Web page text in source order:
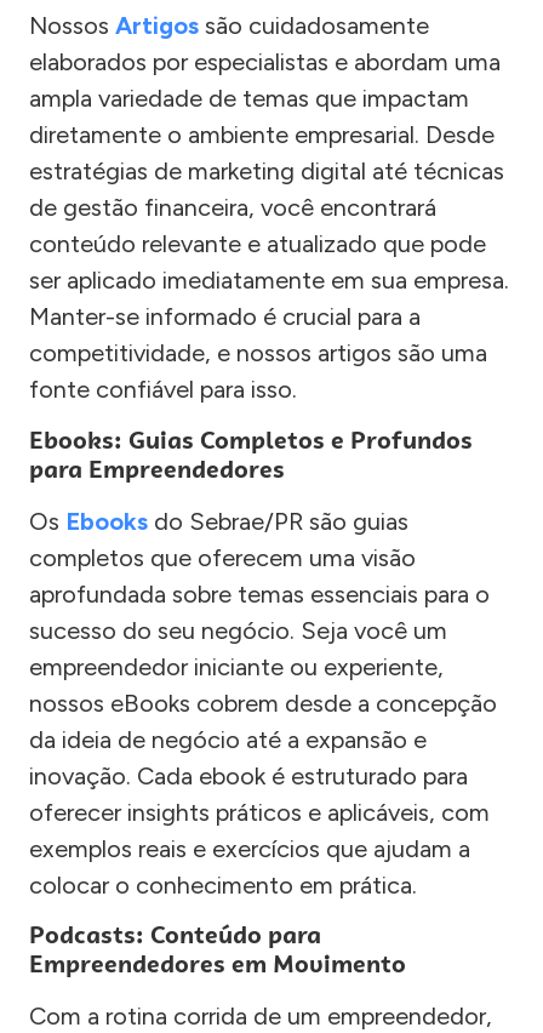
Nossos Artigos são cuidadosamente
elaborados por especialistas e abordam uma
ampla variedade de temas que impactam
diretamente o ambiente empresarial. Desde
estratégias de marketing digital até técnicas
de gestão financeira, você encontrará
conteúdo relevante e atualizado que pode
ser aplicado imediatamente em sua empresa.
Manter-se informado é crucial para a
competitividade, e nossos artigos são uma
fonte confiável para isso.
Ebooks: Guias Completos e Profundos
para Empreendedores
Os Ebooks do Sebrae/PR são guias
completos que oferecem uma visão
aprofundada sobre temas essenciais para o
sucesso do seu negócio. Seja você um
empreendedor iniciante ou experiente,
nossos eBooks cobrem desde a concepção
da ideia de negócio até a expansão e
inovação. Cada ebook é estruturado para
oferecer insights práticos e aplicáveis, com
exemplos reais e exercícios que ajudam a
colocar o conhecimento em prática.
Podcasts: Conteúdo para
Empreendedores em Movimento
Com a rotina corrida de um empreendedor,